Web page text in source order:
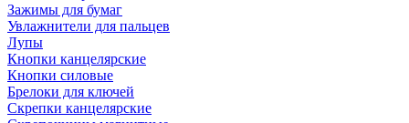
Зажимы для бумаг
Увлажнители для пальцев
Лупы
Кнопки канцелярские
Кнопки силовые
Брелоки для ключей
Скрепки канцелярские